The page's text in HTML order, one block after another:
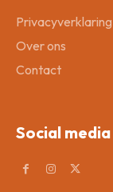
Privacyverklaring
Over ons
Contact
Social media